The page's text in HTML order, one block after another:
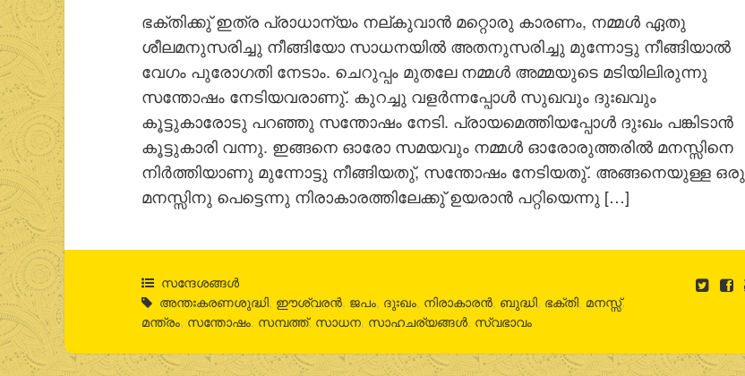
ഭക്തിക്കു് ഇത്ര പ്രാധാന്യം നല്കുവാന്‍ മറ്റൊരു കാരണം, നമ്മള്‍ ഏതു
ശീലമനുസരിച്ചു നീങ്ങിയോ സാധനയില്‍ അതനുസരിച്ചു മുന്നോട്ടു നീങ്ങിയാല്‍
വേഗം പുരോഗതി നേടാം. ചെറുപ്പം മുതലേ നമ്മള്‍ അമ്മയുടെ മടിയിലിരുന്നു
സന്തോഷം നേടിയവരാണു്. കുറച്ചു വളര്‍ന്നപ്പോള്‍ സുഖവും ദുഃഖവും
കൂട്ടുകാരോടു പറഞ്ഞു സന്തോഷം നേടി. പ്രായമെത്തിയപ്പോള്‍ ദുഃഖം പങ്കിടാന്‍
കൂട്ടുകാരി വന്നു. ഇങ്ങനെ ഓരോ സമയവും നമ്മള്‍ ഓരോരുത്തരില്‍ മനസ്സിനെ
നിര്‍ത്തിയാണു മുന്നോട്ടു നീങ്ങിയതു്, സന്തോഷം നേടിയതു്. അങ്ങനെയുള്ള ഒരു
മനസ്സിനു പെട്ടെന്നു നിരാകാരത്തിലേക്കു് ഉയരാന്‍ പറ്റിയെന്നു […]
സന്ദേശങ്ങൾ
അന്തഃകരണശുദ്ധി, ഈശ്വരൻ, ജപം, ദുഃഖം, നിരാകാരൻ, ബുദ്ധി, ഭക്തി, മനസ്സ്,
മന്ത്രം, സന്തോഷം, സമ്പത്ത്, സാധന, സാഹചര്യങ്ങൾ, സ്വഭാവം